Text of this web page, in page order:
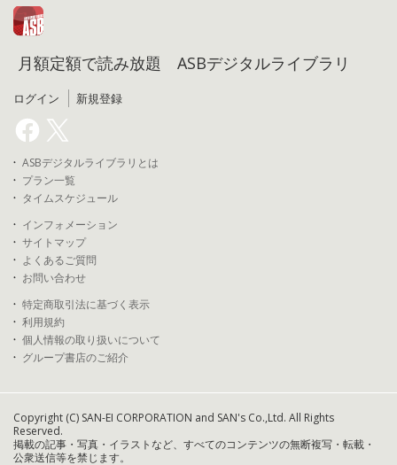
月額定額で読み放題 ASBデジタルライブラリ
ログイン 新規登録
ASBデジタルライブラリとは
プラン一覧
タイムスケジュール
インフォメーション
サイトマップ
よくあるご質問
お問い合わせ
特定商取引法に基づく表示
利用規約
個人情報の取り扱いについて
グループ書店のご紹介
Copyright (C) SAN-EI CORPORATION and SAN's Co.,Ltd. All Rights
Reserved.
掲載の記事・写真・イラストなど、すべてのコンテンツの無断複写・転載・
公衆送信等を禁じます。